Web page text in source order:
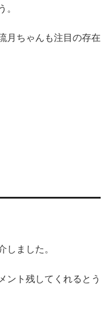
。
月ちゃんも注目の存在
しました。
ント残してくれるとう